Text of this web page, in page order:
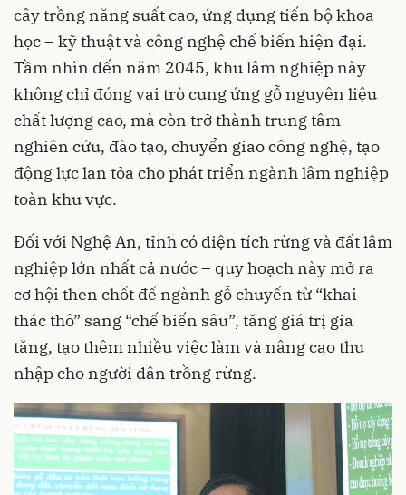
cây trồng năng suất cao, ứng dụng tiến bộ khoa
học – kỹ thuật và công nghệ chế biến hiện đại.
Tầm nhìn đến năm 2045, khu lâm nghiệp này
không chỉ đóng vai trò cung ứng gỗ nguyên liệu
chất lượng cao, mà còn trở thành trung tâm
nghiên cứu, đào tạo, chuyển giao công nghệ, tạo
động lực lan tỏa cho phát triển ngành lâm nghiệp
toàn khu vực.
Đối với Nghệ An, tỉnh có diện tích rừng và đất lâm
nghiệp lớn nhất cả nước – quy hoạch này mở ra
cơ hội then chốt để ngành gỗ chuyển từ “khai
thác thô” sang “chế biến sâu”, tăng giá trị gia
tăng, tạo thêm nhiều việc làm và nâng cao thu
nhập cho người dân trồng rừng.